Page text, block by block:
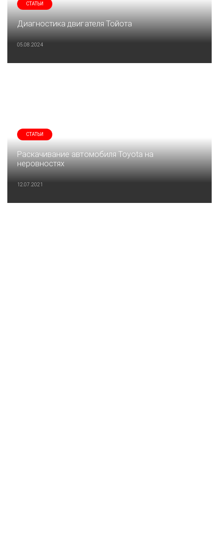
СТАТЬИ
Диагностика двигателя Тойота
05.08.2024
СТАТЬИ
Раскачивание автомобиля Toyota на
неровностях
12.07.2021